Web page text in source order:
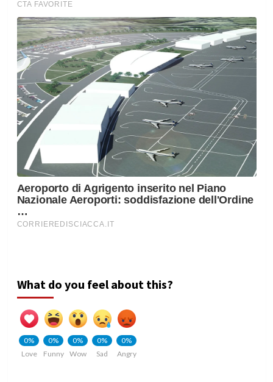
What do you feel about this?
0%
Love
0%
Funny
0%
Wow
0%
Sad
0%
Angry